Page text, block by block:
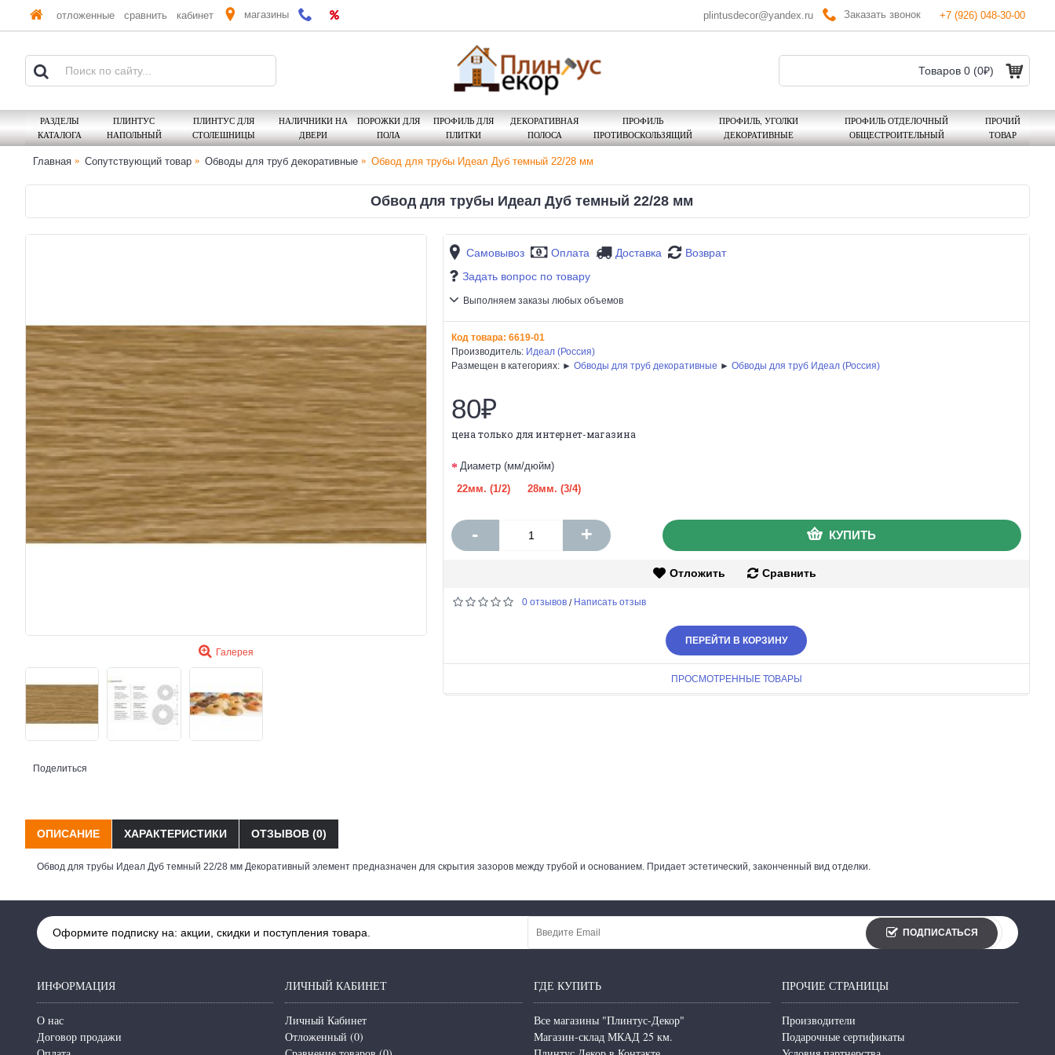
отложенные сравнить кабинет магазины plintusdecor@yandex.ru Заказать звонок +7 (926) 048-30-00
Товаров 0 (0₽)
РАЗДЕЛЫ
КАТАЛОГА
ПЛИНТУС
НАПОЛЬНЫЙ
ПЛИНТУС ДЛЯ
СТОЛЕШНИЦЫ
НАЛИЧНИКИ НА
ДВЕРИ
ПОРОЖКИ ДЛЯ
ПОЛА
ПРОФИЛЬ ДЛЯ
ПЛИТКИ
ДЕКОРАТИВНАЯ
ПОЛОСА
ПРОФИЛЬ
ПРОТИВОСКОЛЬЗЯЩИЙ
ПРОФИЛЬ, УГОЛКИ
ДЕКОРАТИВНЫЕ
ПРОФИЛЬ ОТДЕЛОЧНЫЙ
ОБЩЕСТРОИТЕЛЬНЫЙ
ПРОЧИЙ
ТОВАР
Главная Сопутствующий товар Обводы для труб декоративные Обвод для трубы Идеал Дуб темный 22/28 мм
Обвод для трубы Идеал Дуб темный 22/28 мм
Галерея
Поделиться
Самовывоз Оплата Доставка
Возврат
Задать вопрос по товару
Выполняем заказы любых объемов
Код товара: 6619-01
Производитель: Идеал (Россия)
Размещен в категориях: ► Обводы для труб декоративные ► Обводы для труб Идеал (Россия)
80₽
цена только для интернет-магазина
Диаметр (мм/дюйм)
22мм. (1/2)
28мм. (3/4)
- + КУПИТЬ
Отложить Сравнить
0 отзывов / Написать отзыв
ПЕРЕЙТИ В КОРЗИНУ
ПРОСМОТРЕННЫЕ ТОВАРЫ
ОПИСАНИЕ ХАРАКТЕРИСТИКИ ОТЗЫВОВ (0)
Обвод для трубы Идеал Дуб темный 22/28 мм Декоративный элемент предназначен для скрытия зазоров между трубой и основанием. Придает эстетический, законченный вид отделки.
Оформите подписку на: акции, скидки и поступления товара. ПОДПИСАТЬСЯ
ИНФОРМАЦИЯ
О нас
Договор продажи
ЛИЧНЫЙ КАБИНЕТ
Личный Кабинет
Отложенный (0)
ГДЕ КУПИТЬ
Все магазины "Плинтус-Декор"
Магазин-склад МКАД 25 км.
ПРОЧИЕ СТРАНИЦЫ
Производители
Подарочные сертификаты